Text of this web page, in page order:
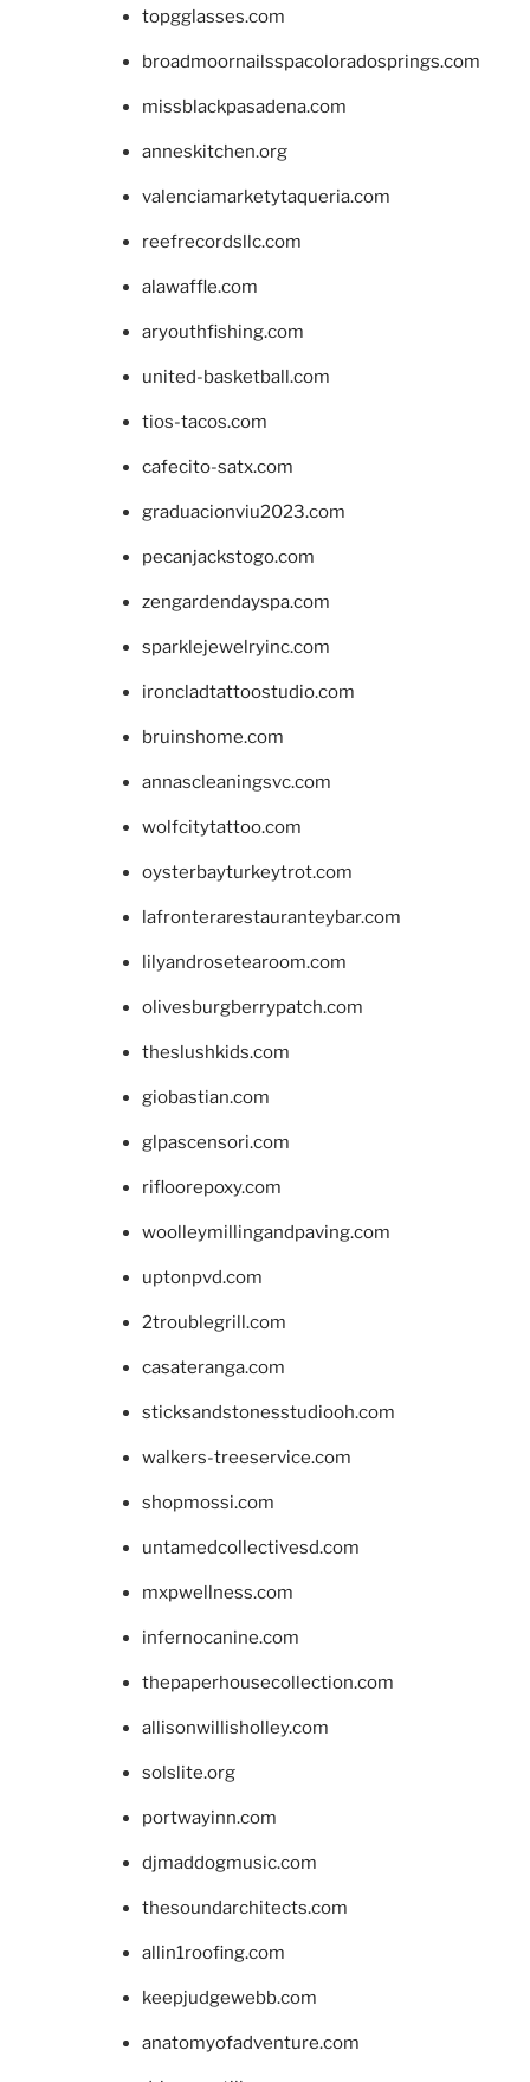
topgglasses.com
broadmoornailsspacoloradosprings.com
missblackpasadena.com
anneskitchen.org
valenciamarketytaqueria.com
reefrecordsllc.com
alawaffle.com
aryouthfishing.com
united-basketball.com
tios-tacos.com
cafecito-satx.com
graduacionviu2023.com
pecanjackstogo.com
zengardendayspa.com
sparklejewelryinc.com
ironcladtattoostudio.com
bruinshome.com
annascleaningsvc.com
wolfcitytattoo.com
oysterbayturkeytrot.com
lafronterarestauranteybar.com
lilyandrosetearoom.com
olivesburgberrypatch.com
theslushkids.com
giobastian.com
glpascensori.com
rifloorepoxy.com
woolleymillingandpaving.com
uptonpvd.com
2troublegrill.com
casateranga.com
sticksandstonesstudiooh.com
walkers-treeservice.com
shopmossi.com
untamedcollectivesd.com
mxpwellness.com
infernocanine.com
thepaperhousecollection.com
allisonwillisholley.com
solslite.org
portwayinn.com
djmaddogmusic.com
thesoundarchitects.com
allin1roofing.com
keepjudgewebb.com
anatomyofadventure.com